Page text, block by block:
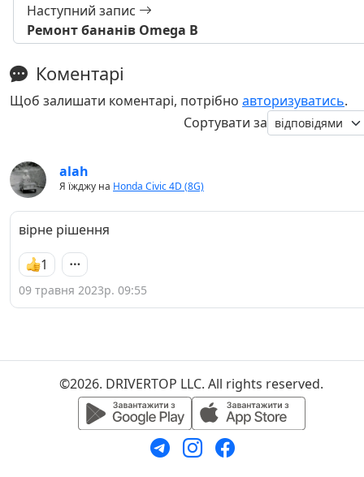
Наступний запис
Ремонт бананів Omega B
Коментарі
Щоб залишати коментарі, потрібно авторизуватись.
Сортувати за
alah
Я їжджу на Honda Civic 4D (8G)
вірне рішення
1
09 травня 2023р. 09:55
©2026. DRIVERTOP LLC. All rights reserved.